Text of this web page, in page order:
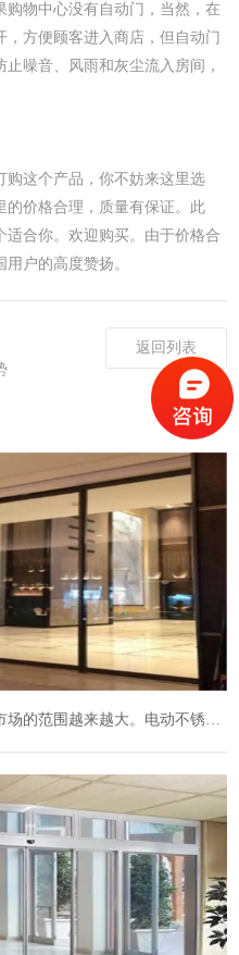
物中心没有自动门，当然，在
方便顾客进入商店，但自动门
噪音、风雨和灰尘流入房间，
购这个产品，你不妨来这里选
的价格合理，质量有保证。此
合你。欢迎购买。由于价格合
户的高度赞扬。
返回列表
目前，电动伸缩门随处可见，覆盖市场的范围越来越大。电动不锈钢伸缩门由大小连杆连接而成。大连杆连接类型为古币梅花，小连杆连接成菱形大门，美观大方，坚固耐用。特别是在...